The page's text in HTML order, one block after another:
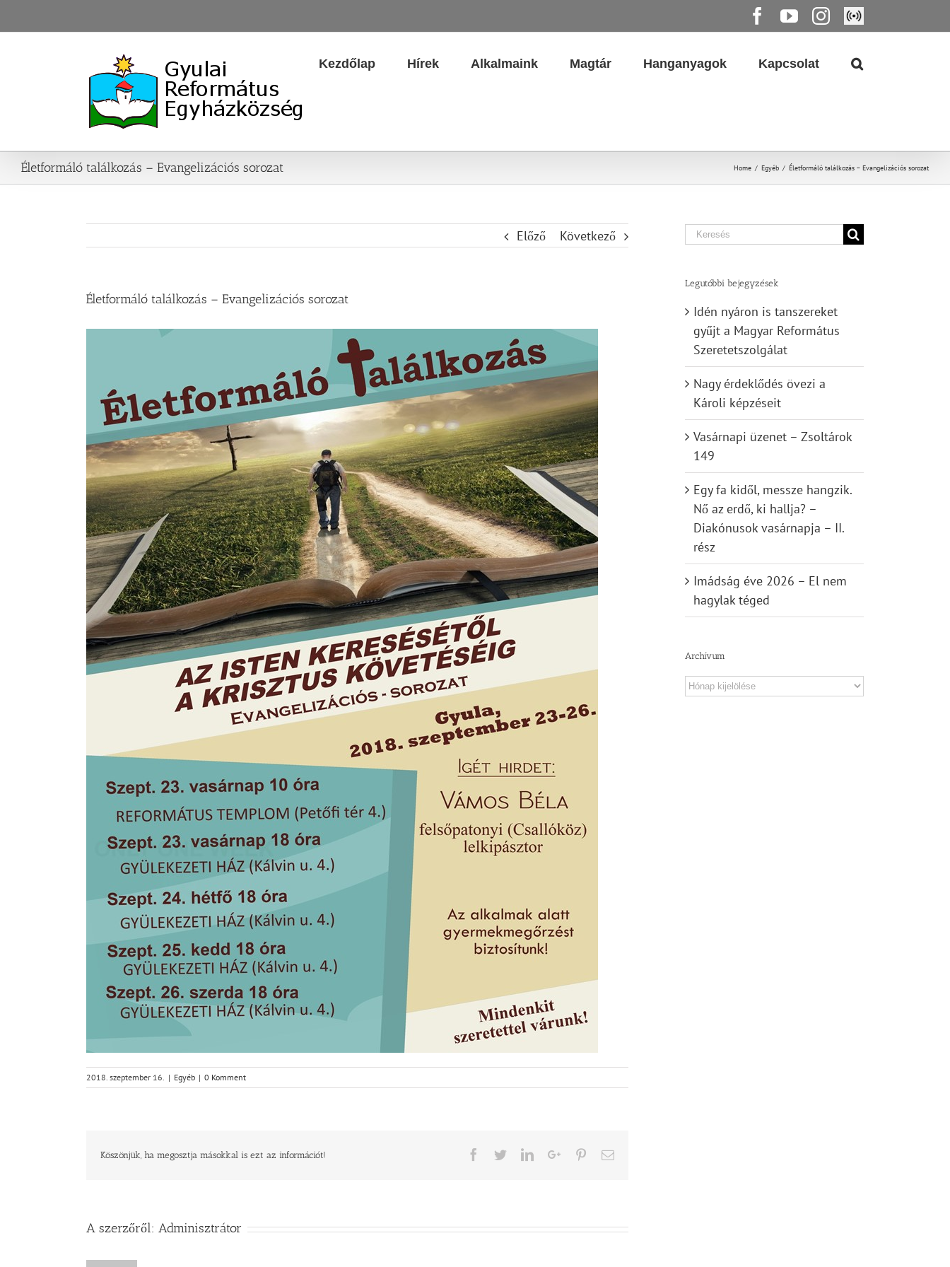
to
Facebook
YouTube
Instagram
Élő
közvetítés
Kezdőlap Hírek Alkalmaink Magtár Hanganyagok Kapcsolat
Életformáló találkozás – Evangelizációs sorozat Home / Egyéb / Életformáló találkozás – Evangelizációs sorozat
Előző Következő
Életformáló találkozás – Evangelizációs sorozat
2018. szeptember 16. | Egyéb | 0 Komment
Köszönjük, ha megosztja másokkal is ezt az információt! Facebook
TwitterLinkedInGoogle+PinterestEmail
A szerzőről: Adminisztrátor
Search
Legutóbbi bejegyzések
Idén nyáron is tanszereket
gyűjt a Magyar Református
Szeretetszolgálat
Nagy érdeklődés övezi a
Károli képzéseit
Vasárnapi üzenet – Zsoltárok
149
Egy fa kidől, messze hangzik.
Nő az erdő, ki hallja? –
Diakónusok vasárnapja – II.
rész
Imádság éve 2026 – El nem
hagylak téged
Archívum
Archívum